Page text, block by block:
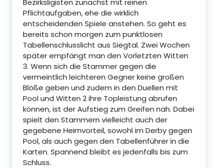
Bezirksligisten zunächst mit reinen
Pflichtaufgaben, ehe die wirklich
entscheidenden Spiele anstehen. So geht es
bereits schon morgen zum punktlosen
Tabellenschlusslicht aus Siegtal. Zwei Wochen
später empfängt man den Vorletzten Witten
3. Wenn sich die Stammer gegen die
vermeintlich leichteren Gegner keine großen
Blöße geben und zudem in den Duellen mit
Pool und Witten 2 ihre Topleistung abrufen
können, ist der Aufstieg zum Greifen nah. Dabei
spielt den Stammern vielleicht auch der
gegebene Heimvorteil, sowohl im Derby gegen
Pool, als auch gegen den Tabellenführer in die
Karten. Spannend bleibt es jedenfalls bis zum
Schluss.